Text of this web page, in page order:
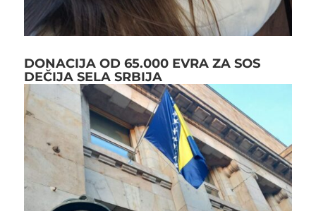
DONACIJA OD 65.000 EVRA ZA SOS
DEČIJA SELA SRBIJA